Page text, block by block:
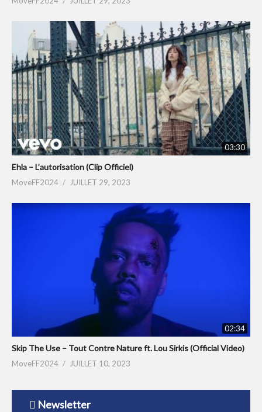
03:30
Ehla – L’autorisation (Clip Officiel)
MoveFF2024 JUILLET 29, 2023
02:34
Skip The Use – Tout Contre Nature ft. Lou Sirkis (Official Video)
MoveFF2024 JUILLET 10, 2023
Newsletter